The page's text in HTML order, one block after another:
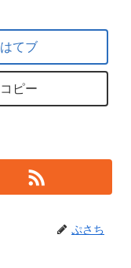
はてブ
コピー
ぷさち